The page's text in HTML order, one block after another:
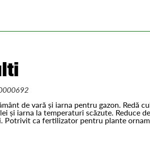
de vară și iarna pentru gazon. Redă
și iarna la temperaturi scăzute. Reduce
Potrivit ca fertilizator pentru plante